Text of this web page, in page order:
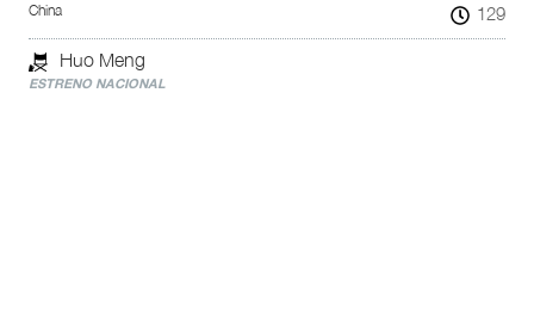
China 129
Huo Meng
ESTRENO NACIONAL